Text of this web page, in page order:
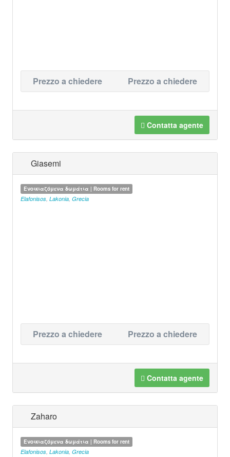
Prezzo a chiedere Prezzo a chiedere
Contatta agente
Giasemi
Ενοικιαζόμενα δωμάτια | Rooms for rent
Elafonisos Lakonia Grecia
Prezzo a chiedere Prezzo a chiedere
Contatta agente
Zaharo
Ενοικιαζόμενα δωμάτια | Rooms for rent
Elafonisos Lakonia Grecia